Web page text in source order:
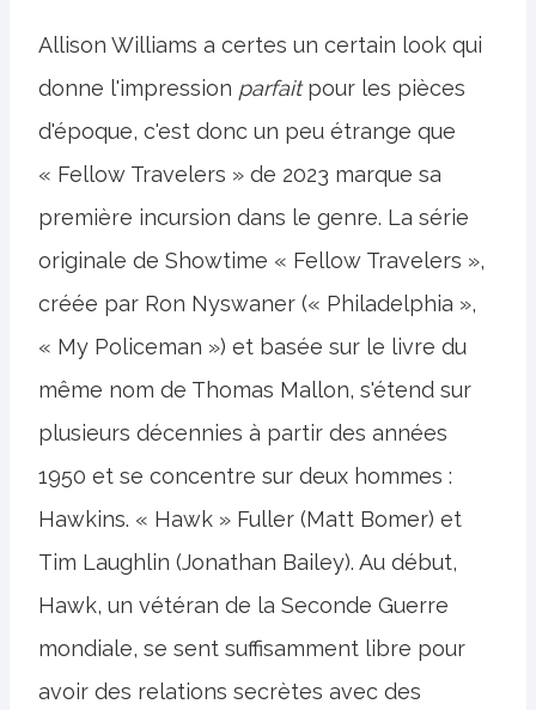
Allison Williams a certes un certain look qui
donne l'impression parfaitpour les pièces
d'époque, c'est donc un peu étrange que
« Fellow Travelers » de 2023 marque sa
première incursion dans le genre. La série
originale de Showtime « Fellow Travelers »,
créée par Ron Nyswaner (« Philadelphia »,
« My Policeman ») et basée sur le livre du
même nom de Thomas Mallon, s'étend sur
plusieurs décennies à partir des années
1950 et se concentre sur deux hommes :
Hawkins. « Hawk » Fuller (Matt Bomer) et
Tim Laughlin (Jonathan Bailey). Au début,
Hawk, un vétéran de la Seconde Guerre
mondiale, se sent suffisamment libre pour
avoir des relations secrètes avec des